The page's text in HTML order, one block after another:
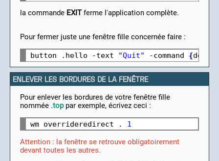
la commande EXITferme l'application complète.
Pour fermer juste une fenêtre fille concernée faire :
button .hello -text "Quit" -command {
ENLEVER LES BORDURES DE LA FENÊTRE
Pour enlever les bordures de votre fenêtre fille
nommée .toppar exemple, écrivez ceci :
wm overrideredirect . 1
Attention : la fenêtre se retrouve obligatoirement
devant toutes les autres.